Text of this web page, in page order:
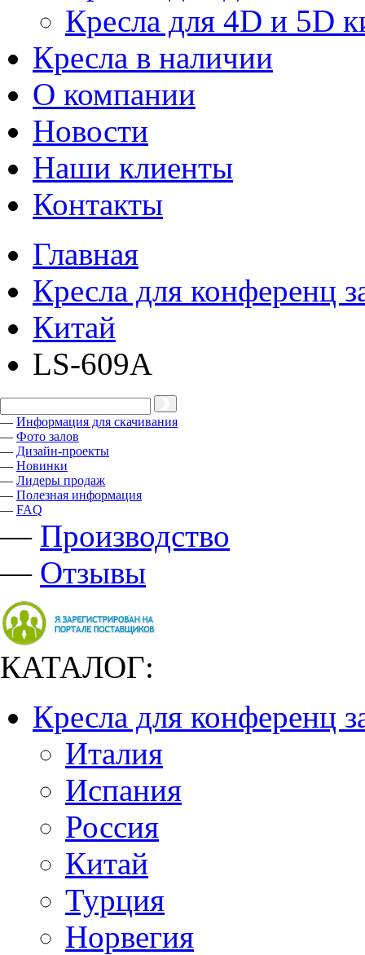
Кресла для 4D и 5D
Кресла в наличии
О компании
Новости
Наши клиенты
Контакты
Главная
Кресла для конференц
Китай
LS-609A
— Информация для скачивания
— Фото залов
— Дизайн-проекты
— Новинки
— Лидеры продаж
— Полезная информация
— FAQ
— Производство
— Отзывы
КАТАЛОГ:
Кресла для конференц
Италия
Испания
Россия
Китай
Турция
Норвегия